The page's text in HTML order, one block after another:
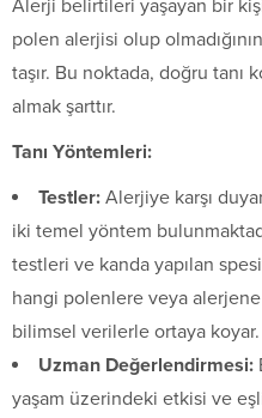
Alerji belirtileri yaşayan bir
polen alerjisi olup
taşır. Bu noktada, doğru tanı
almak şarttır.
Tanı Yöntemleri:
Testler: Alerjiye karşı
iki temel yöntem
testleri ve kanda yapılan
hangi polenlere veya
bilimsel verilerle ortaya koyar.
Uzman Değerlendirmesi:
yaşam üzerindeki etkisi ve